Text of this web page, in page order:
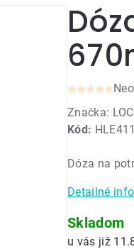
Kód:
Priemerné
hodnotenie
produktu
0,0
5
hviezdičiek.
Značka:
Dóza na
Detailné
Skladom